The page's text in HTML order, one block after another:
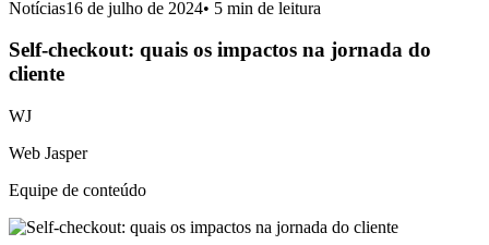
Notícias16 de julho de 2024• 5 min de leitura
Self-checkout: quais os impactos na jornada do
cliente
WJ
Web Jasper
Equipe de conteúdo